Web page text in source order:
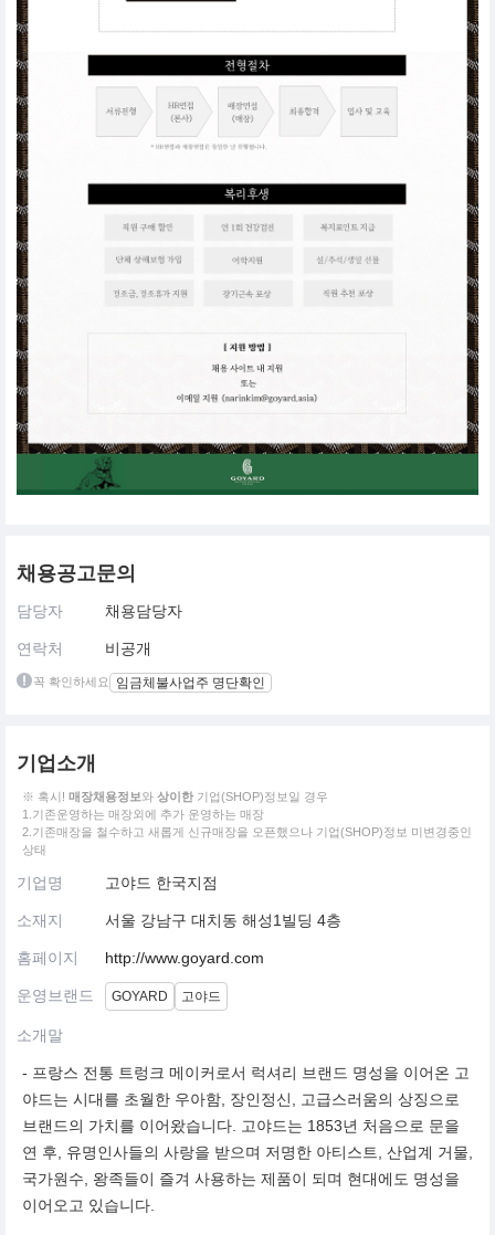
채용공고문의
담당자 채용담당자
연락처 비공개
꼭 확인하세요 임금체불사업주 명단확인
기업소개
※ 혹시! 매장채용정보와 상이한 기업(SHOP)정보일 경우
1.기존운영하는 매장외에 추가 운영하는 매장
2.기존매장을 철수하고 새롭게 신규매장을 오픈했으나 기업(SHOP)정보 미변경중인
상태
기업명 고야드 한국지점
소재지 서울 강남구 대치동 해성1빌딩 4층
홈페이지 http://www.goyard.com
운영브랜드 GOYARD 고야드
소개말
- 프랑스 전통 트렁크 메이커로서 럭셔리 브랜드 명성을 이어온 고
야드는 시대를 초월한 우아함, 장인정신, 고급스러움의 상징으로
브랜드의 가치를 이어왔습니다. 고야드는 1853년 처음으로 문을
연 후, 유명인사들의 사랑을 받으며 저명한 아티스트, 산업계 거물,
국가원수, 왕족들이 즐겨 사용하는 제품이 되며 현대에도 명성을
이어오고 있습니다.